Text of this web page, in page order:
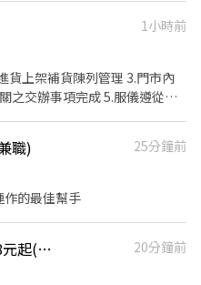
◆ 達標即得銷售獎勵！ ◆ 彈性
未來享優先排班！
服務客人可以選智取店，收銀
門市： 新淡水鄧學 - 智取店
之1號1樓) 淡水海都 - 智取店
) 淡水新市 - 智取店(新北市淡
選右方連結
【智取店上班
23:30間上2~6小時 ．夜
班07:00-13:30&17:30-00:00
班11:30~17:30
1小時前
貨上架補貨陳列管理 3.門市內
之交辦事項完成 5.服儀遵從公
職)
25分鐘前
作的最佳幫手
【すき家 SUKIYA】★時薪208元起(含全勤)★淡水捷運店
20分鐘前